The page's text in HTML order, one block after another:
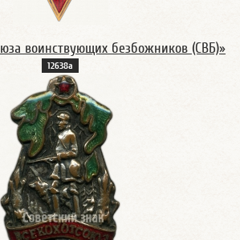
воинствующих безбожников (СВБ)»
12638а